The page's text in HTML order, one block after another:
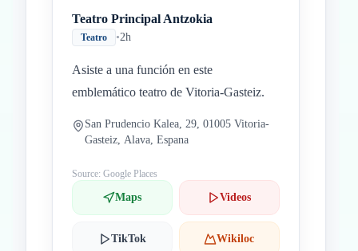
Teatro Principal Antzokia
Teatro •2h
Asiste a una función en este
emblemático teatro de Vitoria-Gasteiz.
San Prudencio Kalea, 29, 01005 Vitoria-
Gasteiz, Alava, Espana
Source: Google Places
Maps Videos
TikTok Wikiloc